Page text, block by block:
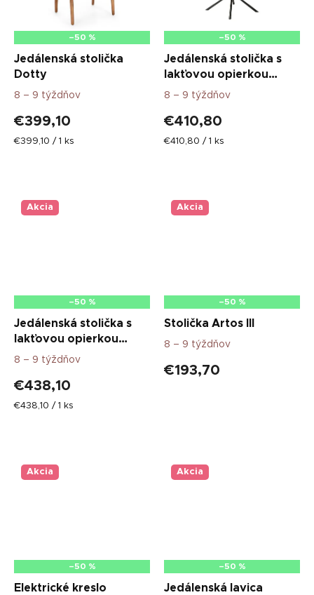
–50 %
Jedálenská stolička
Dotty
8 – 9 týždňov
€399,10
Jednotková
€399,10 / 1 ks
–50 %
Jedálenská stolička s
lakťovou opierkou
Quebec S
8 – 9 týždňov
€410,80
Jednotková
€410,80 / 1 ks
Akcia
–50 %
Jedálenská stolička s
lakťovou opierkou
Quebec E
8 – 9 týždňov
€438,10
Jednotková
€438,10 / 1 ks
Akcia
–50 %
Stolička Artos III
8 – 9 týždňov
€193,70
Akcia
–50 %
Elektrické kreslo
Akcia
–50 %
Jedálenská lavica